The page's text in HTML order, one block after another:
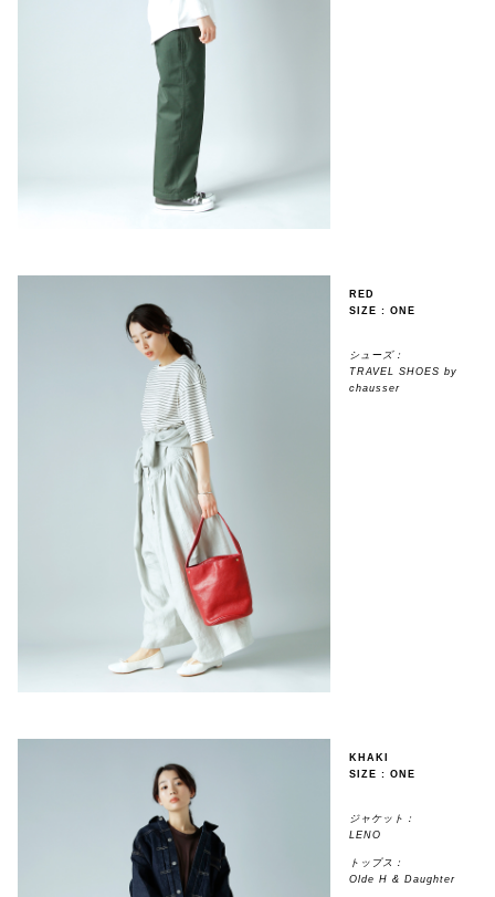
RED
SIZE : ONE
シューズ：
TRAVEL SHOES by
chausser
KHAKI
SIZE : ONE
ジャケット：
LENO
トップス：
Olde H & Daughter